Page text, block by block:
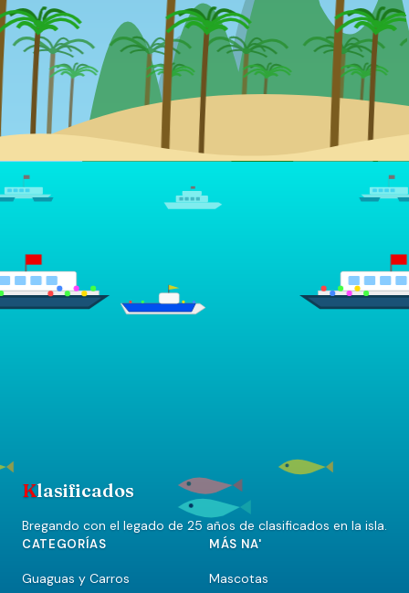
Klasificados
Bregando con el legado de 25 años de clasificados en la isla.
CATEGORÍAS
Guaguas y Carros
MÁS NA'
Mascotas